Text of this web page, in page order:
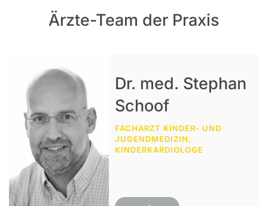
Ärzte-Team der Praxis
Dr. med. Stephan
Schoof
FACHARZT KINDER- UND
JUGENDMEDIZIN,
KINDERKARDIOLOGE